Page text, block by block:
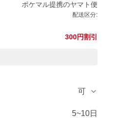
ポケマル提携のヤマト便
配送区分:
300円割引
可
5~10日